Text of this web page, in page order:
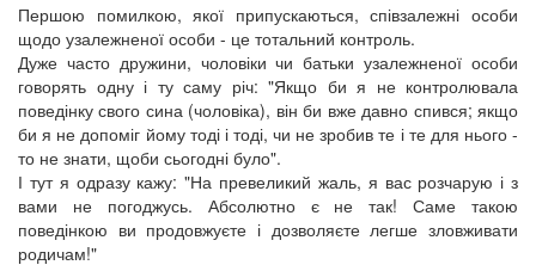
Першою помилкою, якої припускаються, співзалежні особи
щодо узалежненої особи - це тотальний контроль.
Дуже часто дружини, чоловіки чи батьки узалежненої особи
говорять одну і ту саму річ: "Якщо би я не контролювала
поведінку свого сина (чоловіка), він би вже давно спився; якщо
би я не допоміг йому тоді і тоді, чи не зробив те і те для нього -
то не знати, щоби сьогодні було".
І тут я одразу кажу: "На превеликий жаль, я вас розчарую і з
вами не погоджусь. Абсолютно є не так! Саме такою
поведінкою ви продовжуєте і дозволяєте легше зловживати
родичам!"